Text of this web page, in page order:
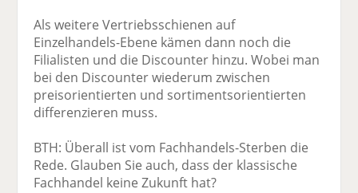
Als weitere Vertriebsschienen auf
Einzelhandels-Ebene kämen dann noch die
Filialisten und die Discounter hinzu. Wobei man
bei den Discounter wiederum zwischen
preisorientierten und sortimentsorientierten
differenzieren muss.
BTH: Überall ist vom Fachhandels-Sterben die
Rede. Glauben Sie auch, dass der klassische
Fachhandel keine Zukunft hat?